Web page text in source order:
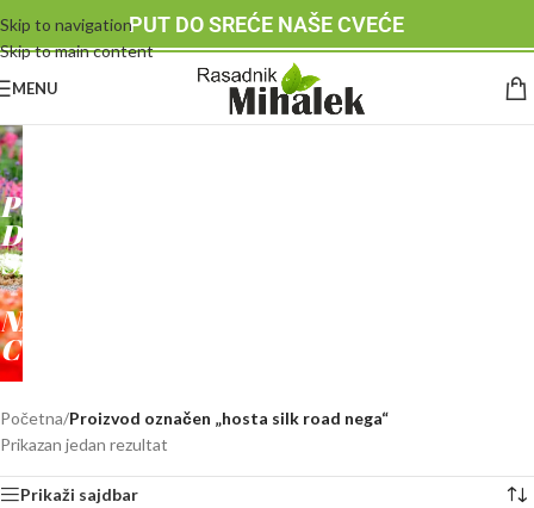
Skip to navigation
Skip to main content
PUT DO SREĆE NAŠE CVEĆE
MENU
RASADNIK
MIHALEK
PUT
DO
SREĆE
-
NAŠE
CVEĆE
Početna/Proizvod označen „hosta silk road nega“
Prikazan jedan rezultat
Prikaži sajdbar